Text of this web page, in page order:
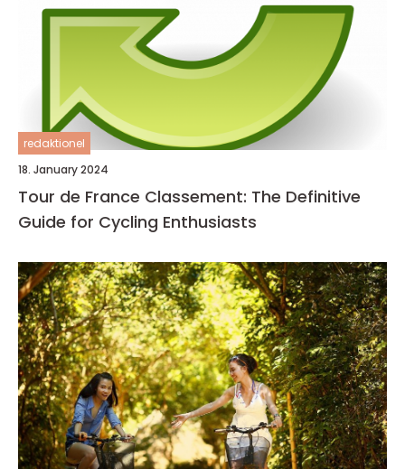
redaktionel
18. January 2024
Tour de France Classement: The Definitive
Guide for Cycling Enthusiasts